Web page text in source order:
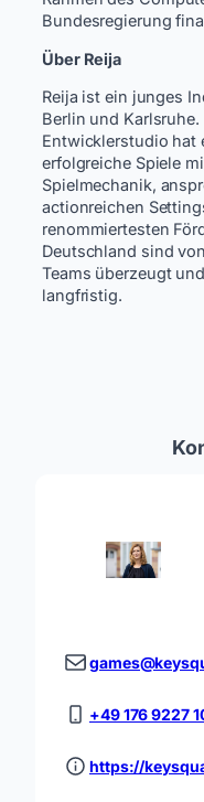
Bundesregierung
Über Reija
Reija ist ein junges
Berlin und
Entwicklerstudio hat
erfolgreiche Spiele
Spielmechanik,
actionreichen
renommiertesten
Deutschland sind
Teams überzeugt
langfristig.
+49 176 9227
https://